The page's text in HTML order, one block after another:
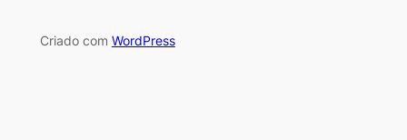
Criado com WordPress